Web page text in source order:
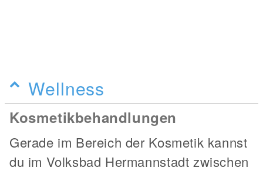
Wellness
Kosmetikbehandlungen
Gerade im Bereich der Kosmetik kannst
du im Volksbad Hermannstadt zwischen